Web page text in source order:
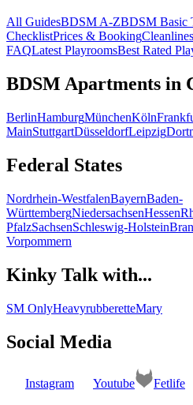
All GuidesBDSM A-ZBDSM Basic
ChecklistPrices & Booking
FAQLatest PlayroomsBest Rated
BDSM Apartments in
BerlinHamburgMünchenKöln
MainStuttgartDüsseldorfLeipzig
Federal States
Nordrhein-WestfalenBayernBaden-
WürttembergNiedersachsenHessen
PfalzSachsenSchleswig-Holstein
Vorpommern
Kinky Talk with...
SM OnlyHeavyrubberetteMary
Social Media
Instagram Youtube Fetlife